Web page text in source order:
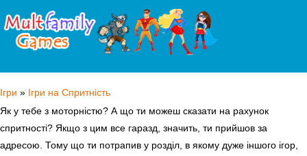
Ігри » Ігри на Спритність
Як у тебе з моторністю? А що ти можеш сказати на рахунок
спритності? Якщо з цим все гаразд, значить, ти прийшов за
адресою. Тому що ти потрапив у розділ, в якому дуже іншого ігор,